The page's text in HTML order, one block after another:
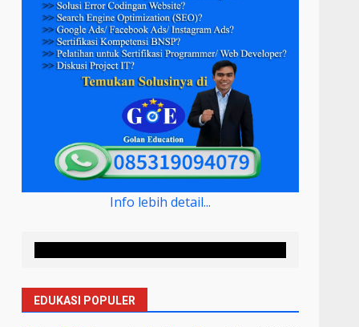
Info lebih detail...
EDUKASI POPULER